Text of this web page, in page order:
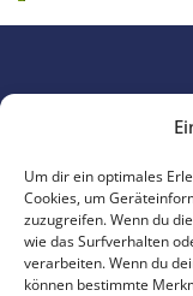
Um dir ein optimales
Cookies, um
zuzugreifen. Wenn du
wie das Surfverhalten
verarbeiten. Wenn du
können bestimmte
Copyright ©